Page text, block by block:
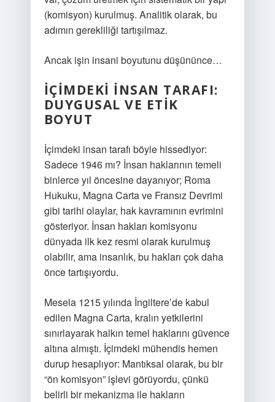
(komisyon) kurulmuş. Analitik olarak, bu
adımın gerekliliği tartışılmaz.
Ancak işin insani boyutunu düşününce…
İÇIMDEKI İNSAN TARAFI:
DUYGUSAL VE ETIK
BOYUT
İçimdeki insan tarafı böyle hissediyor:
Sadece 1946 mı? İnsan haklarının temeli
binlerce yıl öncesine dayanıyor; Roma
Hukuku, Magna Carta ve Fransız Devrimi
gibi tarihi olaylar, hak kavramının evrimini
gösteriyor. İnsan hakları komisyonu
dünyada ilk kez resmi olarak kurulmuş
olabilir, ama insanlık, bu hakları çok daha
önce tartışıyordu.
Mesela 1215 yılında İngiltere’de kabul
edilen Magna Carta, kralın yetkilerini
sınırlayarak halkın temel haklarını güvence
altına almıştı. İçimdeki mühendis hemen
durup hesaplıyor: Mantıksal olarak, bu bir
“ön komisyon” işlevi görüyordu, çünkü
belirli bir mekanizma ile hakların